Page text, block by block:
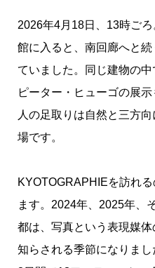
2026年4月18日、13時ご
館に入ると、南回廊へと
ていました。同じ建物の
ピーター・ヒューゴの展
人の足取りは自然と三方
場です。
KYOTOGRAPHIEを訪れ
ます。2024年、2025年、
都は、写真という表現媒
知らされる季節になりま